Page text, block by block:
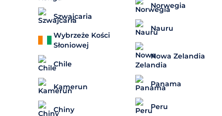
Szwajcaria
Wybrzeże Kości
Słoniowej
Chile
Kamerun
Chiny
Norwegia
Nauru
Nowa Zelandia
Panama
Peru